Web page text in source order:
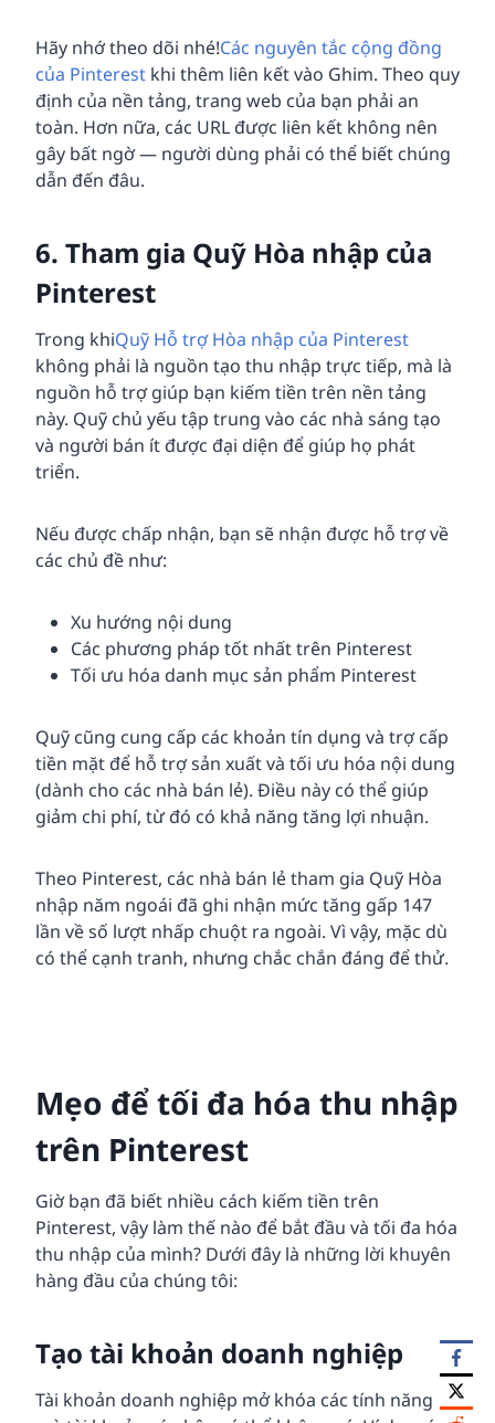
Hãy nhớ theo dõi nhé!Các nguyên tắc cộng đồng
của Pinterest khi thêm liên kết vào Ghim. Theo quy
định của nền tảng, trang web của bạn phải an
toàn. Hơn nữa, các URL được liên kết không nên
gây bất ngờ — người dùng phải có thể biết chúng
dẫn đến đâu.
6. Tham gia Quỹ Hòa nhập của
Pinterest
Trong khiQuỹ Hỗ trợ Hòa nhập của Pinterest
không phải là nguồn tạo thu nhập trực tiếp, mà là
nguồn hỗ trợ giúp bạn kiếm tiền trên nền tảng
này. Quỹ chủ yếu tập trung vào các nhà sáng tạo
và người bán ít được đại diện để giúp họ phát
triển.
Nếu được chấp nhận, bạn sẽ nhận được hỗ trợ về
các chủ đề như:
Xu hướng nội dung
Các phương pháp tốt nhất trên Pinterest
Tối ưu hóa danh mục sản phẩm Pinterest
Quỹ cũng cung cấp các khoản tín dụng và trợ cấp
tiền mặt để hỗ trợ sản xuất và tối ưu hóa nội dung
(dành cho các nhà bán lẻ). Điều này có thể giúp
giảm chi phí, từ đó có khả năng tăng lợi nhuận.
Theo Pinterest, các nhà bán lẻ tham gia Quỹ Hòa
nhập năm ngoái đã ghi nhận mức tăng gấp 147
lần về số lượt nhấp chuột ra ngoài. Vì vậy, mặc dù
có thể cạnh tranh, nhưng chắc chắn đáng để thử.
Mẹo để tối đa hóa thu nhập
trên Pinterest
Giờ bạn đã biết nhiều cách kiếm tiền trên
Pinterest, vậy làm thế nào để bắt đầu và tối đa hóa
thu nhập của mình? Dưới đây là những lời khuyên
hàng đầu của chúng tôi:
Tạo tài khoản doanh nghiệp
Tài khoản doanh nghiệp mở khóa các tính năng